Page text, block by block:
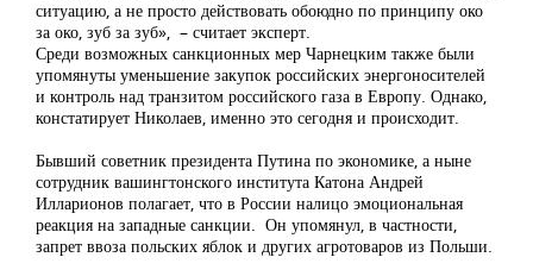
ситуацию, а не просто действовать обоюдно по принципу око
за око, зуб за зуб», – считает эксперт.
Среди возможных санкционных мер Чарнецким также были
упомянуты уменьшение закупок российских энергоносителей
и контроль над транзитом российского газа в Европу. Однако,
констатирует Николаев, именно это сегодня и происходит.
Бывший советник президента Путина по экономике, а ныне
сотрудник вашингтонского института Катона Андрей
Илларионов полагает, что в России налицо эмоциональная
реакция на западные санкции. Он упомянул, в частности,
запрет ввоза польских яблок и других агротоваров из Польши.